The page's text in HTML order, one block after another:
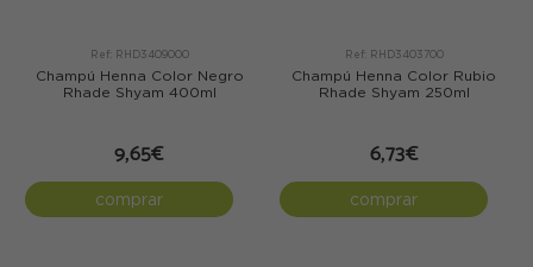
Ref: RHD3409000
Champú Henna Color Negro
Rhade Shyam 400ml
9,65€
comprar
Ref: RHD3403700
Champú Henna Color Rubio
Rhade Shyam 250ml
6,73€
comprar